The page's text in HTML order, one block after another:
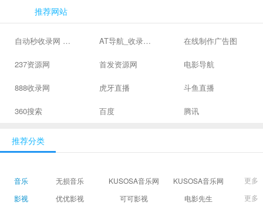
推荐网站
自动秒收录网 - 自动秒收录-网站收录-收录网站-网址收录-秒收录 AT导航_收录网_免费收录网站_自动收录网_秒收录 在线制作广告图
237资源网 首发资源网 电影导航
888收录网 虎牙直播 斗鱼直播
360搜索 百度 腾讯
推荐分类
音乐 无损音乐 KUSOSA音乐网 KUSOSA音乐网
更多
影视
优优影视 可可影视 电影先生
更多